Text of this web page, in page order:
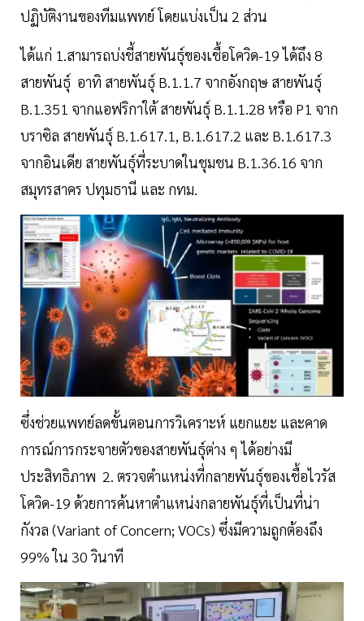
ปฏิบัติงานของทีมแพทย์ โดยแบ่งเป็น 2 ส่วน
ได้แก่ 1.สามารถบ่งชี้สายพันธุ์ของเชื้อโควิด-19 ได้ถึง 8
สายพันธุ์ อาทิ สายพันธุ์ B.1.1.7 จากอังกฤษ สายพันธุ์
B.1.351 จากแอฟริกาใต้ สายพันธุ์ B.1.1.28 หรือ P1 จาก
บราซิล สายพันธุ์ B.1.617.1, B.1.617.2 และ B.1.617.3
จากอินเดีย สายพันธุ์ที่ระบาดในชุมชน B.1.36.16 จาก
สมุทรสาคร ปทุมธานี และ กทม.
ซึ่งช่วยแพทย์ลดขั้นตอนการวิเคราะห์ แยกแยะ และคาด
การณ์การกระจายตัวของสายพันธุ์ต่าง ๆ ได้อย่างมี
ประสิทธิภาพ 2. ตรวจตำแหน่งที่กลายพันธุ์ของเชื้อไวรัส
โควิด-19 ด้วยการค้นหาตำแหน่งกลายพันธุ์ที่เป็นที่น่า
กังวล (Variant of Concern; VOCs) ซึ่งมีความถูกต้องถึง
99% ใน 30 วินาที